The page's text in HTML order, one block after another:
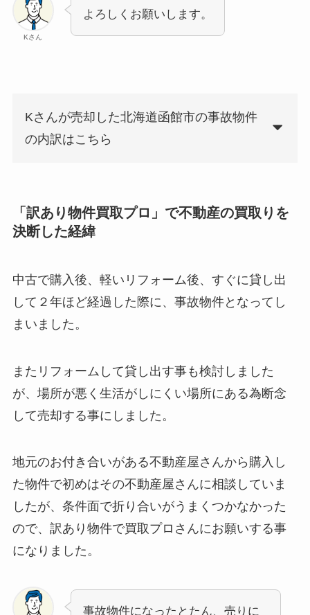
Kさん
よろしくお願いします。
Kさんが売却した北海道函館市の事故物件
の内訳はこちら
「訳あり物件買取プロ」で不動産の買取りを
決断した経緯
中古で購入後、軽いリフォーム後、すぐに貸し出
して２年ほど経過した際に、事故物件となってし
まいました。
またリフォームして貸し出す事も検討しました
が、場所が悪く生活がしにくい場所にある為断念
して売却する事にしました。
地元のお付き合いがある不動産屋さんから購入し
た物件で初めはその不動産屋さんに相談していま
したが、条件面で折り合いがうまくつかなかった
ので、訳あり物件で買取プロさんにお願いする事
になりました。
事故物件になったとたん、売りに